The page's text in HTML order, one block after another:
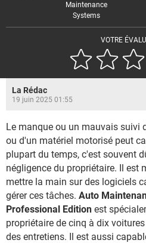
VOTRE
Maintenance
Systems
La Rédac
19 juin 2025 01:55
Le manque ou un mauvais suivi
ou d'un matériel motorisé peut
plupart du temps, c'est souvent
négligence du propriétaire. Il est
mettre la main sur des logiciels
gérer ces tâches. Auto
Professional Edition est
propriétaire de cinq à dix
des entretiens. Il est aussi